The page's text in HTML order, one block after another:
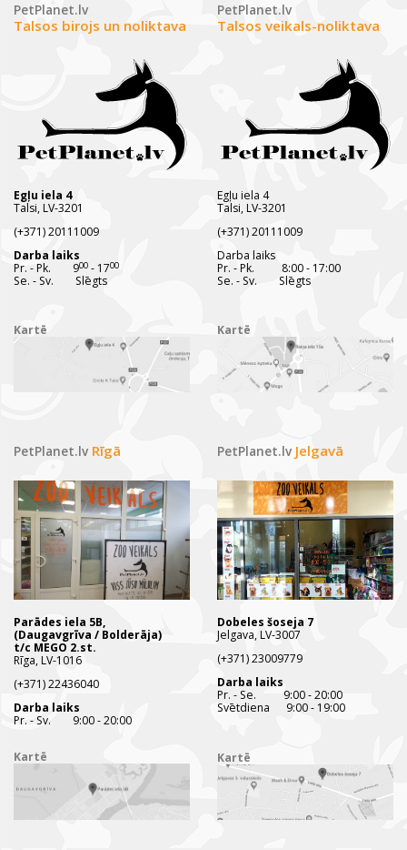
PetPlanet.lv
Talsos birojs un noliktava
Egļu iela 4
Talsi, LV-3201
(+371) 20111009
Darba laiks
Pr. - Pk. 900 - 1700
Se. - Sv. Slēgts
Kartē
PetPlanet.lv
Talsos veikals-noliktava
Egļu iela 4
Talsi, LV-3201
(+371) 20111009
Darba laiks
Pr. - Pk. 8:00 - 17:00
Se. - Sv. Slēgts
Kartē
PetPlanet.lv Rīgā
Parādes iela 5B,
(Daugavgrīva / Bolderāja)
t/c MEGO 2.st.
Rīga, LV-1016
(+371) 22436040
Darba laiks
Pr. - Sv. 9:00 - 20:00
Kartē
PetPlanet.lv Jelgavā
Dobeles šoseja 7
Jelgava, LV-3007
(+371) 23009779
Darba laiks
Pr. - Se. 9:00 - 20:00
Svētdiena 9:00 - 19:00
Kartē